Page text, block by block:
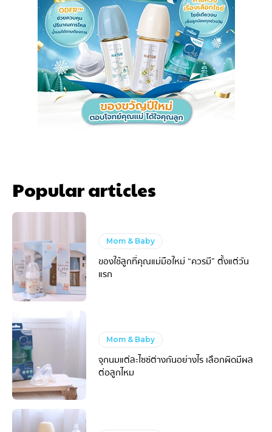
Popular articles
Mom & Baby
ของใช้ลูกที่คุณแม่มือใหม่ “ควรมี” ตั้งแต่วัน
แรก
Mom & Baby
จุกนมแต่ละไซซ์ต่างกันอย่างไร เลือกผิดมีผล
ต่อลูกไหม